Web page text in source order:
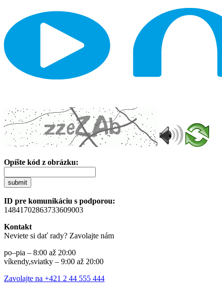
Opíšte kód z obrázku:
submit
ID pre komunikáciu s podporou:
14841702863733609003
Kontakt
Neviete si dať rady? Zavolajte nám
po–pia – 8:00 až 20:00
víkendy,sviatky – 9:00 až 20:00
Zavolajte na +421 2 44 555 444